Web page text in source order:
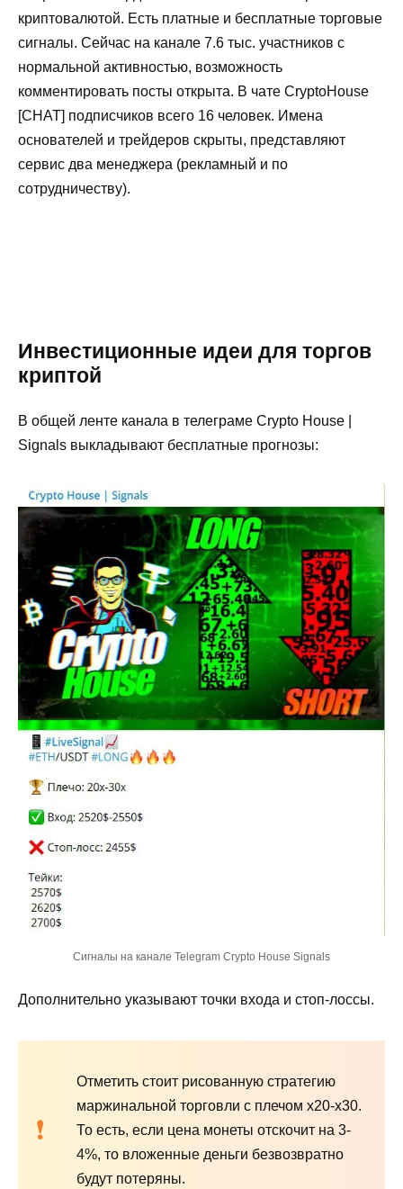
криптовалютой. Есть платные и бесплатные торговые
сигналы. Сейчас на канале 7.6 тыс. участников с
нормальной активностью, возможность
комментировать посты открыта. В чате CryptoHouse
[CHAT] подписчиков всего 16 человек. Имена
основателей и трейдеров скрыты, представляют
сервис два менеджера (рекламный и по
сотрудничеству).
Инвестиционные идеи для торгов
криптой
В общей ленте канала в телеграме Crypto House |
Signals выкладывают бесплатные прогнозы:
Сигналы на канале Telegram Crypto House Signals
Дополнительно указывают точки входа и стоп-лоссы.
Отметить стоит рисованную стратегию
маржинальной торговли с плечом х20-х30.
То есть, если цена монеты отскочит на 3-
4%, то вложенные деньги безвозвратно
будут потеряны.